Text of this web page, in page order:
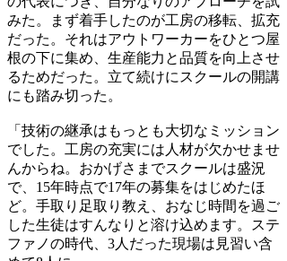
みた。まず着手したのが工房の移転、拡充
だった。それはアウトワーカーをひとつ屋
根の下に集め、生産能力と品質を向上させ
るためだった。立て続けにスクールの開講
にも踏み切った。
「技術の継承はもっとも大切なミッション
でした。工房の充実には人材が欠かせませ
んからね。おかげさまでスクールは盛況
で、15年時点で17年の募集をはじめたほ
ど。手取り足取り教え、おなじ時間を過ご
した生徒はすんなりと溶け込めます。ステ
ファノの時代、3人だった現場は見習い含